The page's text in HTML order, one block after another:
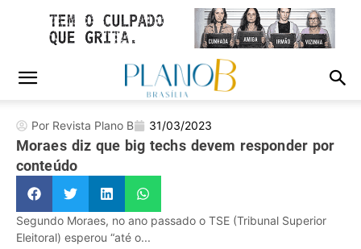
Por Revista Plano B 31/03/2023
Moraes diz que big techs devem responder por
conteúdo
Segundo Moraes, no ano passado o TSE (Tribunal Superior
Eleitoral) esperou “até o...